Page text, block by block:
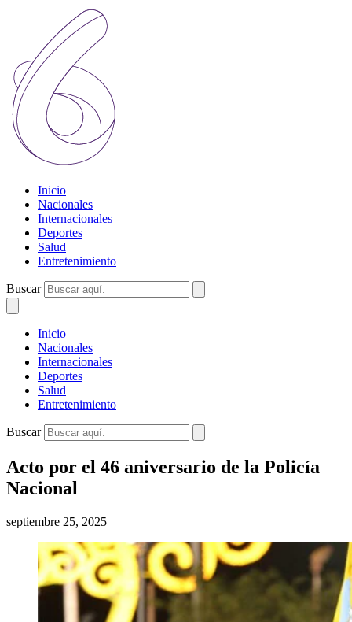
Inicio
Nacionales
Internacionales
Deportes
Salud
Entretenimiento
Buscar
Inicio
Nacionales
Internacionales
Deportes
Salud
Entretenimiento
Buscar
Acto por el 46 aniversario de la Policía
Nacional
septiembre 25, 2025